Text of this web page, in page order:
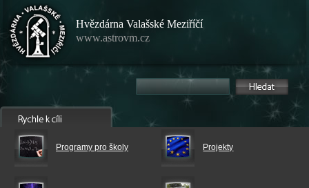
Hvězdárna Valašské Meziříčí
www.astrovm.cz
Programy pro školy Projekty